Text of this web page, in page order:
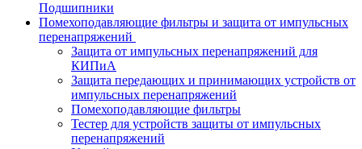
Подшипники
Помехоподавляющие фильтры и защита от импульсных
перенапряжений
Защита от импульсных перенапряжений для
КИПиА
Защита передающих и принимающих устройств от
импульсных перенапряжений
Помехоподавляющие фильтры
Тестер для устройств защиты от импульсных
перенапряжений